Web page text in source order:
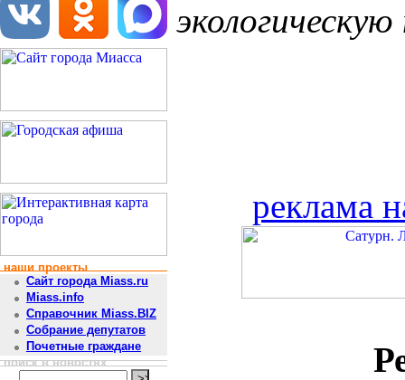
наши проекты
Сайт города Miass.ru
Miass.info
Справочник Miass.BIZ
Собрание депутатов
Почетные граждане
поиск в новостях
реклама